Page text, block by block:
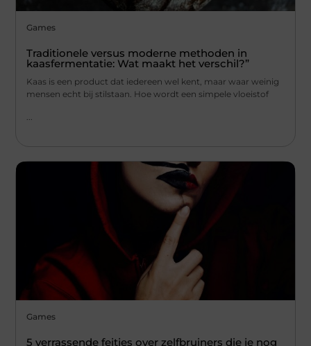
Games
Traditionele versus moderne methoden in
kaasfermentatie: Wat maakt het verschil?”
Kaas is een product dat iedereen wel kent, maar waar weinig
mensen echt bij stilstaan. Hoe wordt een simpele vloeistof
Games
5 verrassende feitjes over zelfbruiners die je nog